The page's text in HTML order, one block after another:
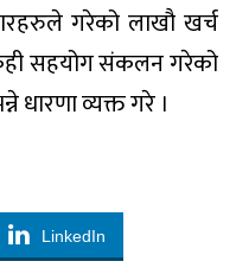
गरेको लाखौ खर्च
सहयोग संकलन गरेको
धारणा व्यक्त गरे ।
LinkedIn